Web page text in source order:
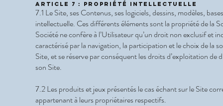
Article 7 : Propriété intellectuelle
7.1 Le Site, ses Contenus, ses logiciels, dessins, modèles,
intellectuelle. Ces différents éléments sont la propriété de la
Société ne confère à l’Utilisateur qu’un droit non exclusif et
caractérisé par la navigation, la participation et le choix de la
Site, et se réserve par conséquent les droits d’exploitation
son Site.
7.2 Les produits et jeux présentés le cas échant sur le Site
appartenant à leurs propriétaires respectifs.